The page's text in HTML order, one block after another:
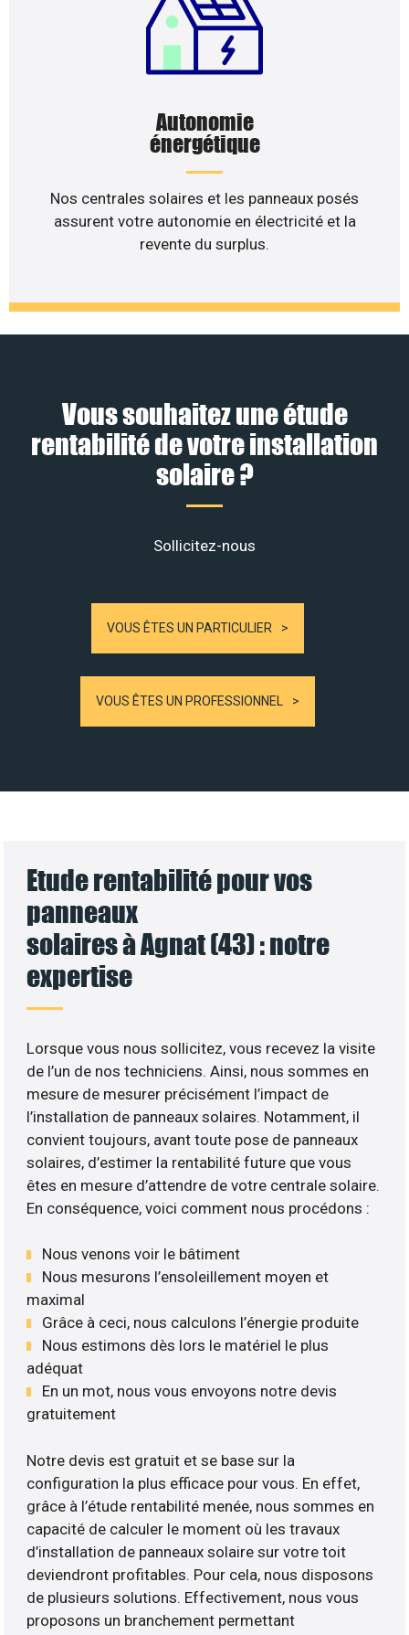
Autonomie
énergétique
Nos centrales solaires et les panneaux posés
assurent votre autonomie en électricité et la
revente du surplus.
Vous souhaitez une étude
rentabilité de votre installation
solaire ?
Sollicitez-nous
VOUS ÊTES UN PARTICULIER
VOUS ÊTES UN PROFESSIONNEL
Etude rentabilité pour vos
panneaux
solaires à Agnat (43) : notre
expertise
Lorsque vous nous sollicitez, vous recevez la visite
de l’un de nos techniciens. Ainsi, nous sommes en
mesure de mesurer précisément l’impact de
l’installation de panneaux solaires. Notamment, il
convient toujours, avant toute pose de panneaux
solaires, d’estimer la rentabilité future que vous
êtes en mesure d’attendre de votre centrale solaire.
En conséquence, voici comment nous procédons :
Nous venons voir le bâtiment
Nous mesurons l’ensoleillement moyen et
maximal
Grâce à ceci, nous calculons l’énergie produite
Nous estimons dès lors le matériel le plus
adéquat
En un mot, nous vous envoyons notre devis
gratuitement
Notre devis est gratuit et se base sur la
configuration la plus efficace pour vous. En effet,
grâce à l’étude rentabilité menée, nous sommes en
capacité de calculer le moment où les travaux
d’installation de panneaux solaire sur votre toit
deviendront profitables. Pour cela, nous disposons
de plusieurs solutions. Effectivement, nous vous
proposons un branchement permettant